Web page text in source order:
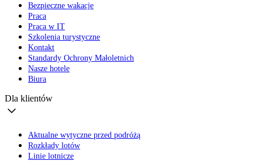
Bezpieczne wakacje
Praca
Praca w IT
Szkolenia turystyczne
Kontakt
Standardy Ochrony Małoletnich
Nasze hotele
Biura
Dla klientów
Aktualne wytyczne przed podróżą
Rozkłady lotów
Linie lotnicze